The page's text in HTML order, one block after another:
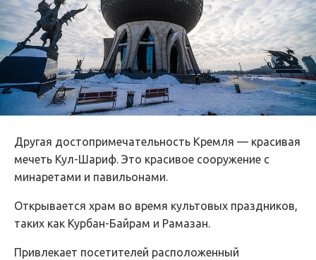
Другая достопримечательность Кремля — красивая
мечеть Кул-Шариф. Это красивое сооружение с
минаретами и павильонами.
Открывается храм во время культовых праздников,
таких как Курбан-Байрам и Рамазан.
Привлекает посетителей расположенный